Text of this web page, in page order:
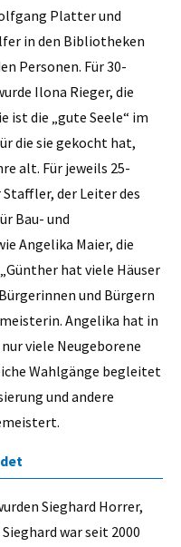
Platter und
in den Bibliotheken
Personen. Für 30-
Ilona Rieger, die
ist die „gute Seele“ im
die sie gekocht hat,
alt. Für jeweils 25-
der Leiter des
Bau- und
Angelika Maier, die
hat viele Häuser
und Bürgern
Angelika hat in
viele Neugeborene
Wahlgänge begleitet
und andere
Sieghard Horrer,
war seit 2000